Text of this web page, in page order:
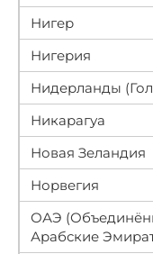
Нигер
Нигерия
Нидерланды
Никарагуа
Новая Зеландия
Норвегия
ОАЭ
Арабские